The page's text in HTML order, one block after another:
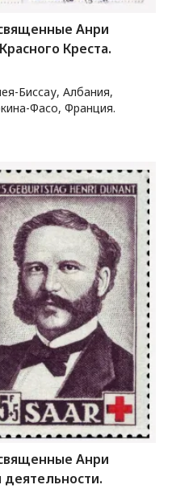
Анри
Креста.
Биссау, Албания,
Фасо, Франция.
Анри